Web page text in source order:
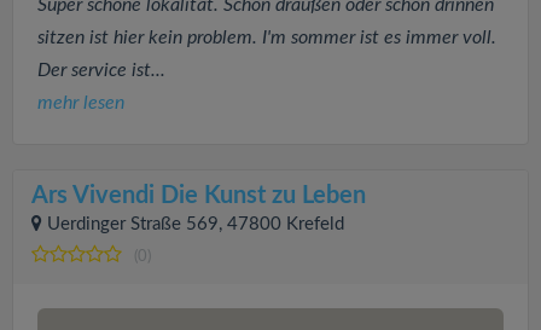
Super schöne lokalität. Schön draußen oder schön drinnen
sitzen ist hier kein problem. I'm sommer ist es immer voll.
Der service ist...
mehr lesen
Ars Vivendi Die Kunst zu Leben
Uerdinger Straße 569, 47800 Krefeld
(0)